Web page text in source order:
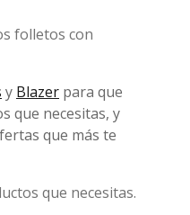
folletos con
y Blazer para que
que necesitas, y
que más te
que necesitas.